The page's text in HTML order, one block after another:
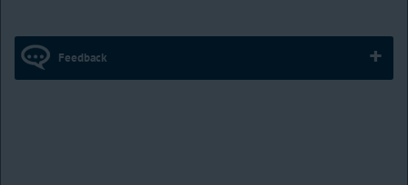
Feedback